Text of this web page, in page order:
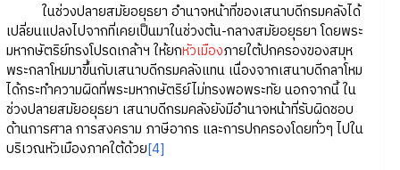
ในช่วงปลายสมัยอยุธยา อำนาจหน้าที่ของเสนาบดีกรมคลังได้
เปลี่ยนแปลงไปจากที่เคยเป็นมาในช่วงต้น-กลางสมัยอยุธยา โดยพระ
มหากษัตริย์ทรงโปรดเกล้าฯ ให้ยกหัวเมืองภายใต้ปกครองของสมุห
พระกลาโหมมาขึ้นกับเสนาบดีกรมคลังแทน เนื่องจากเสนาบดีกลาโหม
ได้กระทำความผิดที่พระมหากษัตริย์ไม่ทรงพอพระทัย นอกจากนี้ ใน
ช่วงปลายสมัยอยุธยา เสนาบดีกรมคลังยังมีอำนาจหน้าที่รับผิดชอบ
ด้านการศาล การสงคราม ภาษีอากร และการปกครองโดยทั่วๆ ไปใน
บริเวณหัวเมืองภาคใต้ด้วย[4]